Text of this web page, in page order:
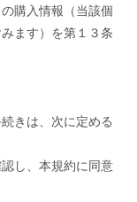
購入情報（当該個
ます）を第１３条
きは、次に定める
し、本規約に同意